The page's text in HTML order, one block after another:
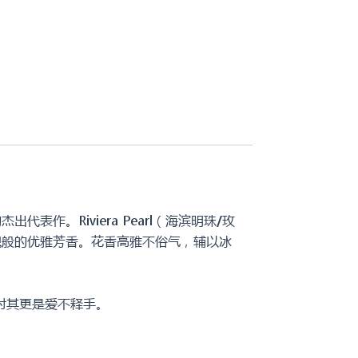
出代表作。Riviera Pearl（海滨明珠/玫
的优雅芳香。花香高雅不俗气，辅以冰
更是爱不释手。